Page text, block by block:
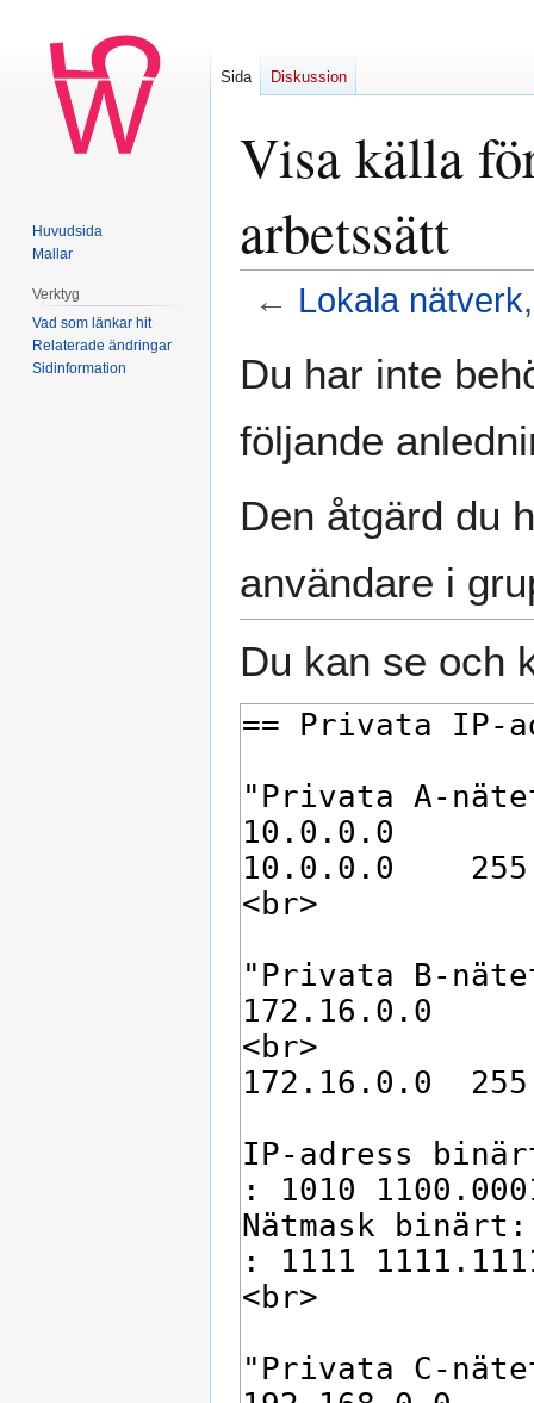
Visa källa
arbetssätt
← Lokala
Du har inte
följande
Den åtgärd du
användare i
Du kan se och
Sida Diskussion
Huvudsida
Mallar
Verktyg
Vad som länkar hit
Relaterade ändringar
Sidinformation